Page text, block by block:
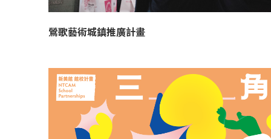
鶯歌藝術城鎮推廣計畫